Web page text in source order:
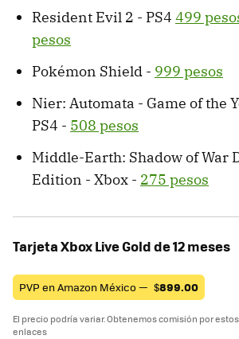
Resident Evil 2 - PS4 499
pesos
Pokémon Shield - 999 pesos
Nier: Automata - Game of the
PS4 - 508 pesos
Middle-Earth: Shadow of War
Edition - Xbox - 275 pesos
Tarjeta Xbox Live Gold de 12 meses
PVP en Amazon México — $899.00
El precio podría variar. Obtenemos comisión por estos
enlaces